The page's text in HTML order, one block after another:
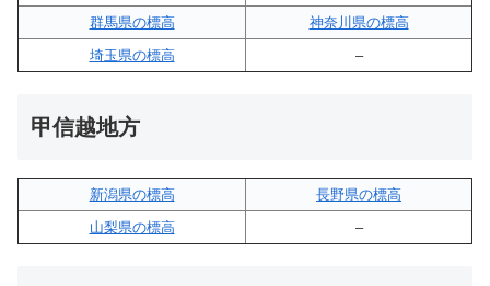
群馬県の標高
神奈川県の標高
埼玉県の標高
–
甲信越地方
新潟県の標高
長野県の標高
山梨県の標高
–